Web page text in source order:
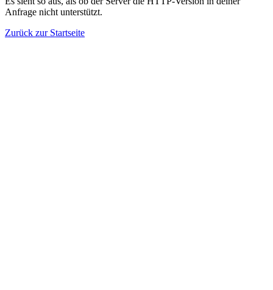
Anfrage nicht unterstützt.
Zurück zur Startseite